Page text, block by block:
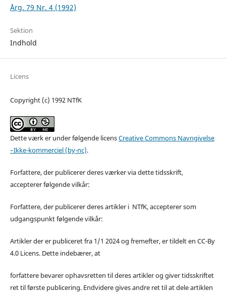
Årg. 79 Nr. 4 (1992)
Sektion
Indhold
Licens
Copyright (c) 1992 NTfK
Dette værk er under følgende licensCreative Commons Navngivelse
–Ikke-kommerciel (by-nc).
Forfattere, der publicerer deres værker via dette tidsskrift,
accepterer følgende vilkår:
Forfattere, der publicerer deres artikler i NTfK, accepterer som
udgangspunkt følgende vilkår:
Artikler der er publiceret fra 1/1 2024 og fremefter, er tildelt en CC-By
4.0 Licens. Dette indebærer, at
forfattere bevarer ophavsretten til deres artikler og giver tidsskriftet
ret til første publicering. Endvidere gives andre ret til at dele artiklen